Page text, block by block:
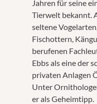
Jahren für seine
Tierwelt bekannt.
seltene
Fischottern,
berufenen
Ebbs als eine der
privaten Anlagen
Unter
er als Geheimtipp.